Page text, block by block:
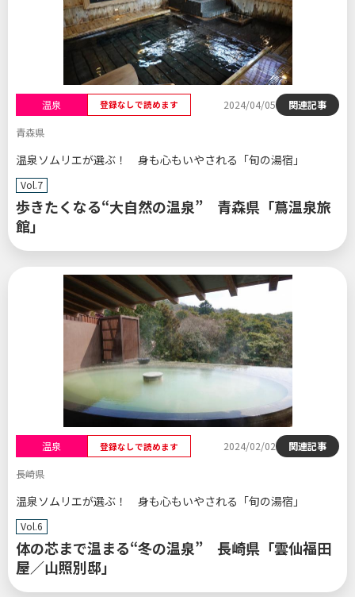
温泉 登録なしで読めます 2024/04/05
関連記事
青森県
温泉ソムリエが選ぶ！ 身も心もいやされる「旬の湯宿」
Vol.7
歩きたくなる“大自然の温泉” 青森県「蔦温泉旅
館」
温泉 登録なしで読めます 2024/02/02
関連記事
長崎県
温泉ソムリエが選ぶ！ 身も心もいやされる「旬の湯宿」
Vol.6
体の芯まで温まる“冬の温泉” 長崎県「雲仙福田
屋／山照別邸」